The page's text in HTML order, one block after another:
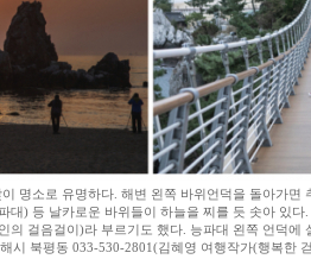
명소로 유명하다. 해변 왼쪽 바위언덕을 돌아가면
대) 등 날카로운 바위들이 하늘을 찌를 듯 솟아 있
의 걸음걸이)라 부르기도 했다. 능파대 왼쪽 언덕에
시 북평동 033-530-2801(김혜영 여행작가(행복한